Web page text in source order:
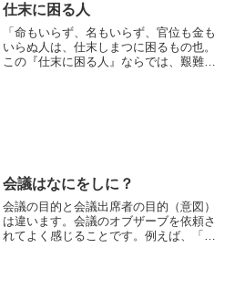
仕末に困る人
「命もいらず、名もいらず、官位も金も
いらぬ人は、仕末しまつに困るもの也。
この『仕末に困る人』ならでは、艱難を
会議はなにをしに？
会議の目的と会議出席者の目的（意図）
は違います。会議のオブザーブを依頼さ
れてよく感じることです。例えば、「新